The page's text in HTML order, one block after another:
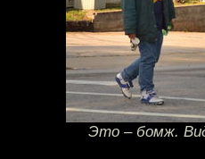
Это – бомж.